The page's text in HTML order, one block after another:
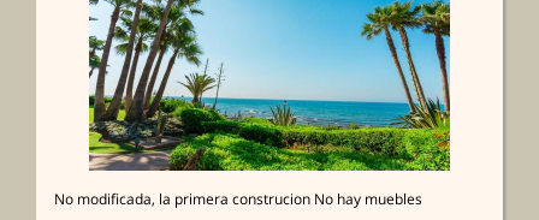
No modificada, la primera construcion No hay muebles